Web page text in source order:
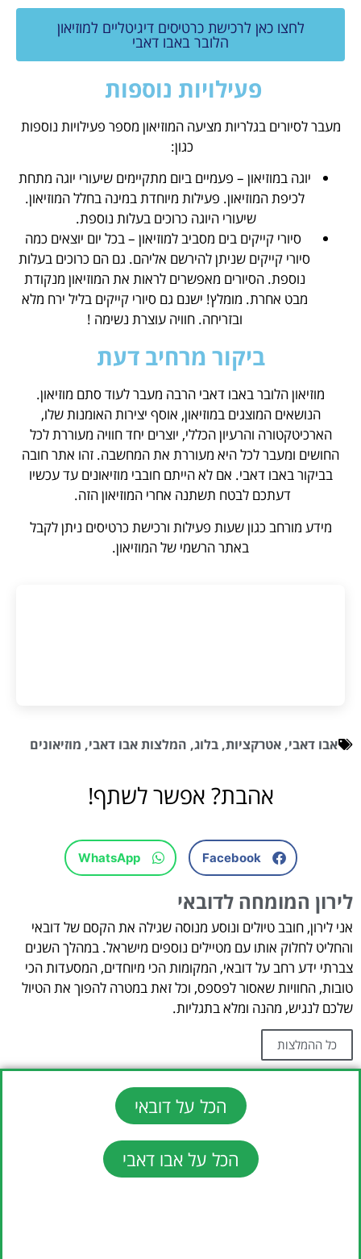
לחצו כאן לרכישת כרטיסים דיגיטליים למוזיאון
הלובר באבו דאבי
פעילויות נוספות
מעבר לסיורים בגלריות מציעה המוזיאון מספר פעילויות נוספות
כגון:
יוגה במוזיאון – פעמיים ביום מתקיימים שיעורי יוגה מתחת
לכיפת המוזיאון. פעילות מיוחדת במינה בחלל המוזיאון.
שיעורי היוגה כרוכים בעלות נוספת.
סיורי קייקים בים מסביב למוזיאון – בכל יום יוצאים כמה
סיורי קייקים שניתן להירשם אליהם. גם הם כרוכים בעלות
נוספת. הסיורים מאפשרים לראות את המוזיאון מנקודת
מבט אחרת. מומלץ! ישנם גם סיורי קייקים בליל ירח מלא
ובזריחה. חוויה עוצרת נשימה !
ביקור מרחיב דעת
מוזיאון הלובר באבו דאבי הרבה מעבר לעוד סתם מוזיאון.
הנושאים המוצגים במוזיאון, אוסף יצירות האומנות שלו,
הארכיטקטורה והרעיון הכללי, יוצרים יחד חוויה מעוררת לכל
החושים ומעבר לכל היא מעוררת את המחשבה. זהו אתר חובה
בביקור באבו דאבי. אם לא הייתם חובבי מוזיאונים עד עכשיו
דעתכם לבטח תשתנה אחרי המוזיאון הזה.
מידע מורחב כגון שעות פעילות ורכישת כרטיסים ניתן לקבל
באתר הרשמי של המוזיאון.
אבו דאבי, אטרקציות, בלוג, המלצות אבו דאבי, מוזיאונים
אהבת? אפשר לשתף!
Facebook
WhatsApp
לירון המומחה לדובאי
אני לירון, חובב טיולים ונוסע מנוסה שגילה את הקסם של דובאי
והחליט לחלוק אותו עם מטיילים נוספים מישראל. במהלך השנים
צברתי ידע רחב על דובאי, המקומות הכי מיוחדים, המסעדות הכי
טובות, החוויות שאסור לפספס, וכל זאת במטרה להפוך את הטיול
שלכם לנגיש, מהנה ומלא בתגליות.
כל ההמלצות
הכל על דובאי
הכל על אבו דאבי